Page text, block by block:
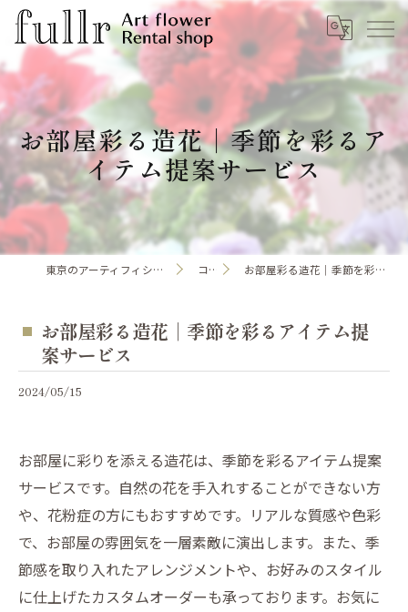
お部屋彩る造花｜季節を彩るア
イテム提案サービス
東京のアーティフィシャルフラワーならfullr コラム お部屋彩る造花｜季節を彩るアイテム提案サービス
お部屋彩る造花｜季節を彩るアイテム提
案サービス
2024/05/15
お部屋に彩りを添える造花は、季節を彩るアイテム提案
サービスです。自然の花を手入れすることができない方
や、花粉症の方にもおすすめです。リアルな質感や色彩
で、お部屋の雰囲気を一層素敵に演出します。また、季
節感を取り入れたアレンジメントや、お好みのスタイル
に仕上げたカスタムオーダーも承っております。お気に